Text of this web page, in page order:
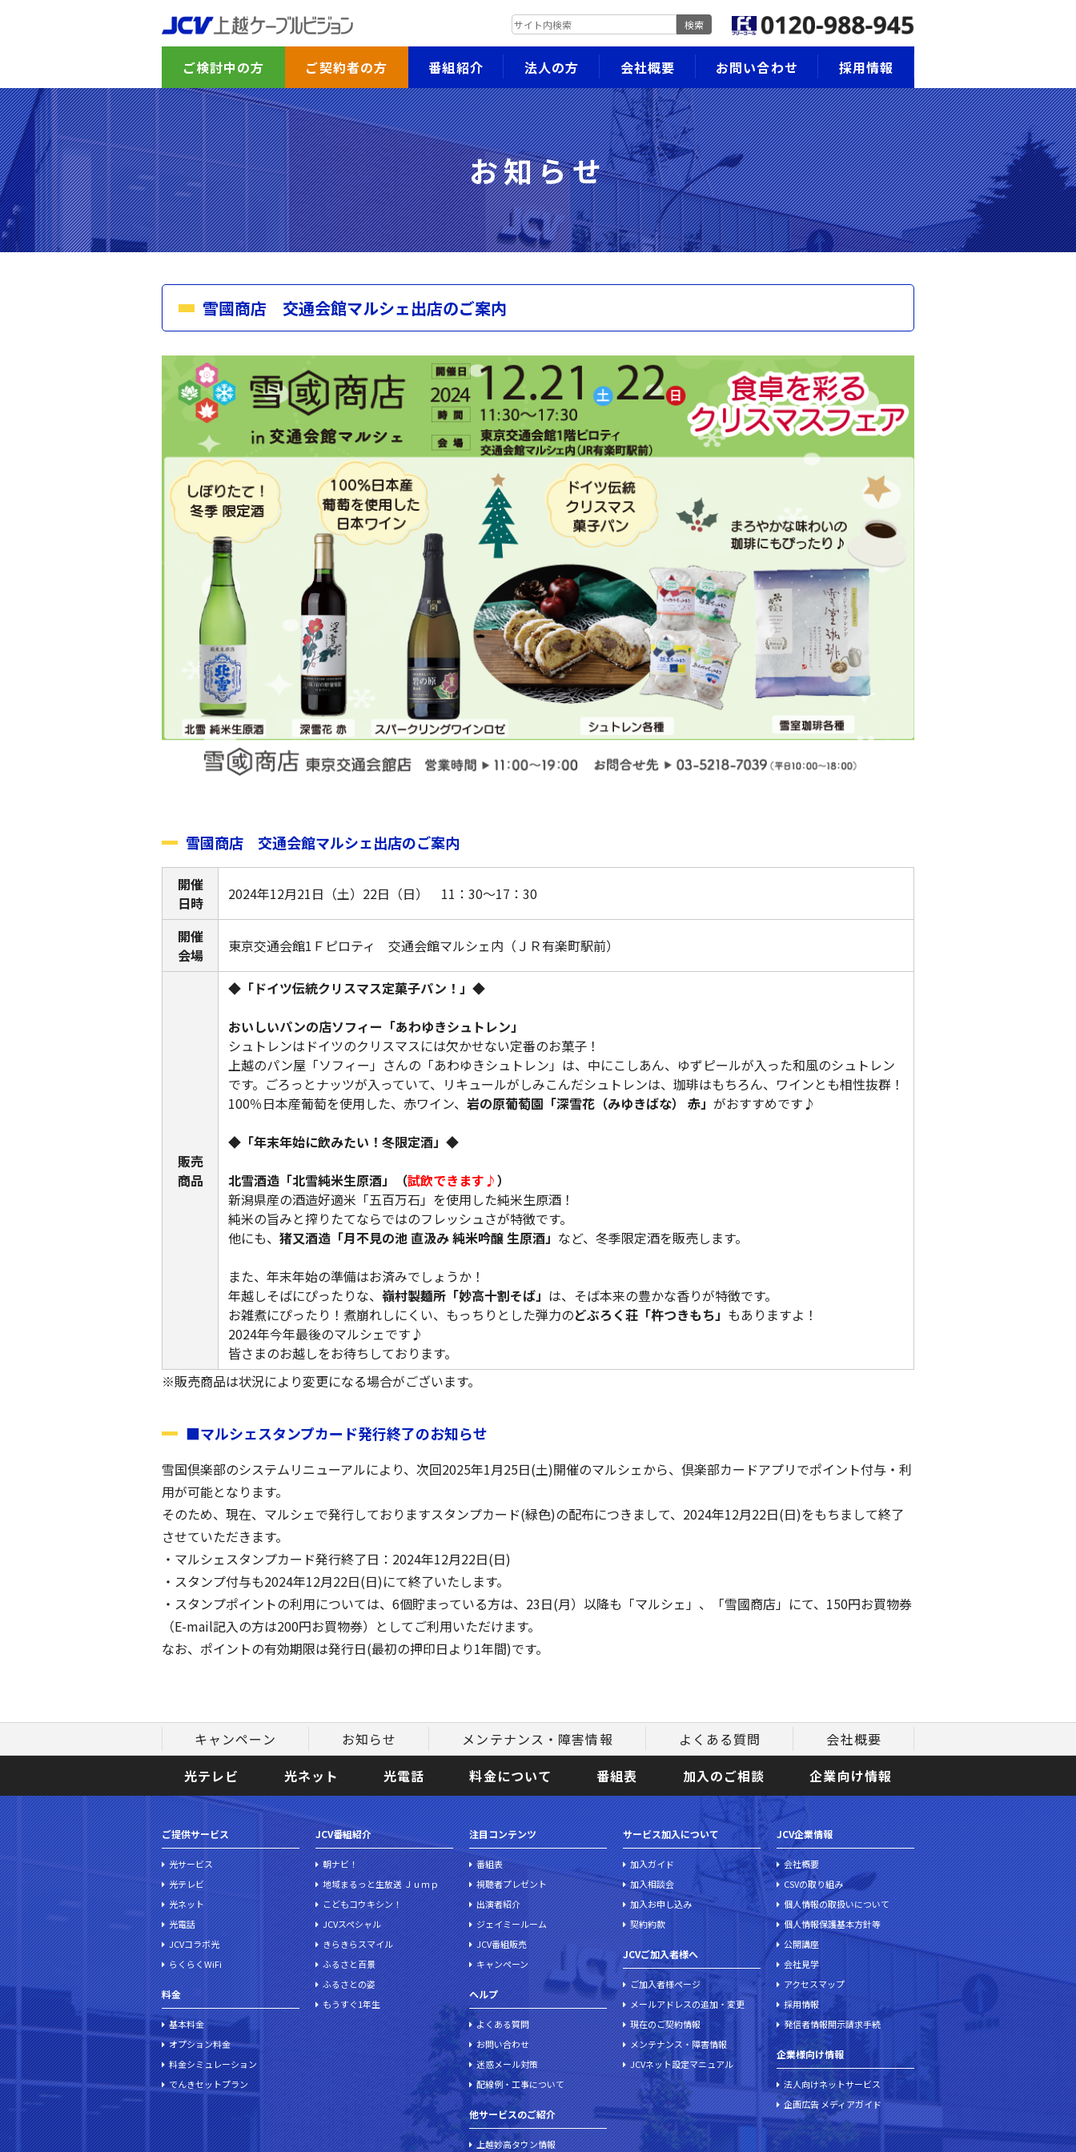
検索
ご検討中の方 ご契約者の方 番組紹介 法人の方 会社概要 お問い合わせ 採用情報
お知らせ
雪國商店 交通会館マルシェ出店のご案内
雪國商店 交通会館マルシェ出店のご案内
開催
日時
2024年12月21日（土）22日（日） 11：30～17：30
開催
会場
東京交通会館1Ｆピロティ 交通会館マルシェ内（ＪＲ有楽町駅前）
販売
商品
◆「ドイツ伝統クリスマス定菓子パン！」◆
おいしいパンの店ソフィー「あわゆきシュトレン」
シュトレンはドイツのクリスマスには欠かせない定番のお菓子！
上越のパン屋「ソフィー」さんの「あわゆきシュトレン」は、中にこしあん、ゆずピールが入った和風のシュトレン
です。ごろっとナッツが入っていて、リキュールがしみこんだシュトレンは、珈琲はもちろん、ワインとも相性抜群！
100％日本産葡萄を使用した、赤ワイン、 岩の原葡萄園「深雪花（みゆきばな） 赤」 がおすすめです♪
◆「年末年始に飲みたい！冬限定酒」◆
北雪酒造「北雪純米生原酒」（試飲できます♪）
新潟県産の酒造好適米「五百万石」を使用した純米生原酒！
純米の旨みと搾りたてならではのフレッシュさが特徴です。
他にも、 猪又酒造「月不見の池 直汲み 純米吟醸 生原酒」 など、冬季限定酒を販売します。
また、年末年始の準備はお済みでしょうか！
年越しそばにぴったりな、 嶺村製麺所「妙高十割そば」 は、そば本来の豊かな香りが特徴です。
お雑煮にぴったり！煮崩れしにくい、もっちりとした弾力のどぶろく荘「杵つきもち」 もありますよ！
2024年今年最後のマルシェです♪
皆さまのお越しをお待ちしております。
※販売商品は状況により変更になる場合がございます。
■マルシェスタンプカード発行終了のお知らせ
雪国倶楽部のシステムリニューアルにより、次回2025年1月25日(土)開催のマルシェから、倶楽部カードアプリでポイント付与・利
用が可能となります。
そのため、現在、マルシェで発行しておりますスタンプカード(緑色)の配布につきまして、2024年12月22日(日)をもちまして終了
させていただきます。
・マルシェスタンプカード発行終了日：2024年12月22日(日)
・スタンプ付与も2024年12月22日(日)にて終了いたします。
・スタンプポイントの利用については、6個貯まっている方は、23日(月）以降も「マルシェ」、「雪國商店」にて、150円お買物券
（E-mail記入の方は200円お買物券）としてご利用いただけます。
なお、ポイントの有効期限は発行日(最初の押印日より1年間)です。
キャンペーン お知らせ メンテナンス・障害情報 よくある質問
会社概要
光テレビ
光ネット 光電話 料金について 番組表 加入のご相談 企業向け情報
ご提供サービス
光サービス
光テレビ
光ネット
光電話
JCVコラボ光
らくらくWiFi
料金
基本料金
オプション料金
料金シミュレーション
でんきセットプラン
JCV番組紹介
朝ナビ！
地域まるっと生放送 Ｊｕｍｐ
こどもコウキシン！
JCVスペシャル
きらきらスマイル
ふるさと百景
ふるさとの姿
もうすぐ1年生
注目コンテンツ
番組表
視聴者プレゼント
出演者紹介
ジェイミールーム
JCV番組販売
キャンペーン
ヘルプ
よくある質問
お問い合わせ
迷惑メール対策
配線例・工事について
他サービスのご紹介
上越妙高タウン情報
サービス加入について
加入ガイド
加入相談会
加入お申し込み
契約約款
JCVご加入者様へ
ご加入者様ページ
メールアドレスの追加・変更
現在のご契約情報
メンテナンス・障害情報
JCVネット設定マニュアル
JCV企業情報
会社概要
CSVの取り組み
個人情報の取扱いについて
個人情報保護基本方針等
公開講座
会社見学
アクセスマップ
採用情報
発信者情報開示請求手続
企業様向け情報
法人向けネットサービス
企画広告 メディアガイド